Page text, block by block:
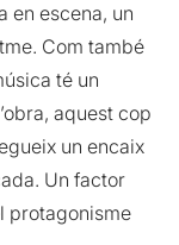
en escena, un
Com també
té un
aquest cop
un encaix
Un factor
protagonisme